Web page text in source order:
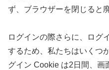
ず、ブラウザーを閉じると
ログインの際さらに、ログ
するため、私たちはいくつ
グイン Cookie は2日間、画